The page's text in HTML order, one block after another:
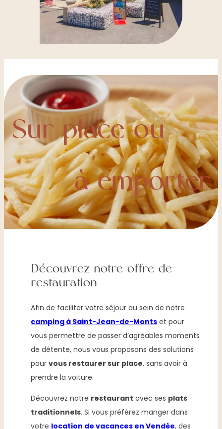
Sur place ou
à emporter
Découvrez notre offre de
restauration
Afin de faciliter votre séjour au sein de notre
camping à Saint-Jean-de-Monts et pour
vous permettre de passer d’agréables moments
de détente, nous vous proposons des solutions
pourvous restaurer sur place, sans avoir à
prendre la voiture.
Découvrez notre restaurant avec ses plats
traditionnels. Si vous préférez manger dans
votre location de vacances en Vendée, des